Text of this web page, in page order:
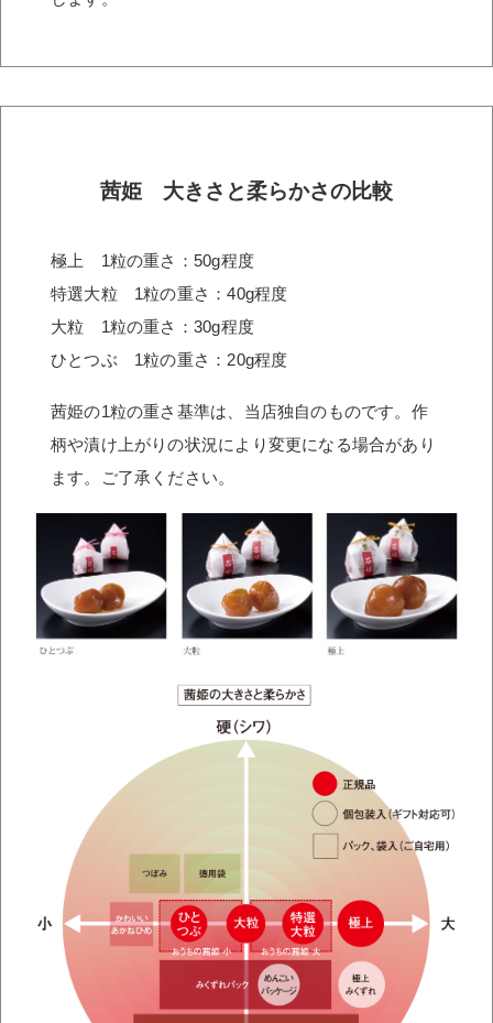
茜姫 大きさと柔らかさの比較
極上 1粒の重さ：50g程度
特選大粒 1粒の重さ：40g程度
大粒 1粒の重さ：30g程度
ひとつぶ 1粒の重さ：20g程度
茜姫の1粒の重さ基準は、当店独自のものです。作
柄や漬け上がりの状況により変更になる場合があり
ます。ご了承ください。